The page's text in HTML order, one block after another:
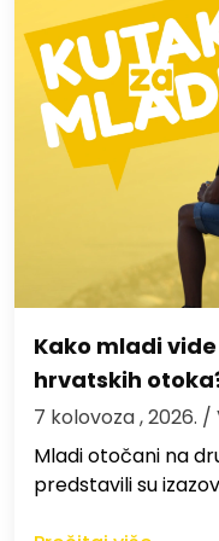
Kako mladi
hrvatskih
7 kolovoza , 2026. /
Mladi otočani na
predstavili su